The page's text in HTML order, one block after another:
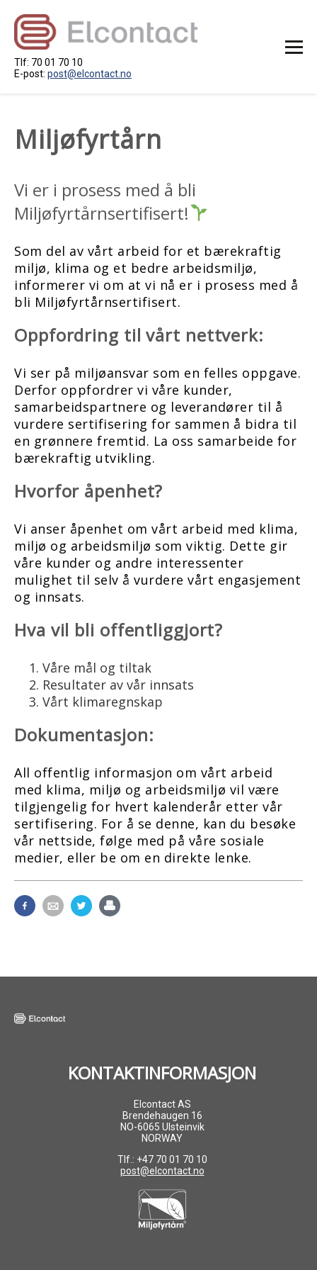
Tlf: 70 01 70 10
E-post: post@elcontact.no
OM OSS
PROSJEKT
KONTAKT OSS
LEDIG STILLING
LEVERANDØRAR
Miljøfyrtårn
Vi er i prosess med å bli
Miljøfyrtårnsertifisert!
Som del av vårt arbeid for et bærekraftig
miljø, klima og et bedre arbeidsmiljø,
informerer vi om at vi nå er i prosess med å
bli Miljøfyrtårnsertifisert.
Oppfordring til vårt nettverk:
Vi ser på miljøansvar som en felles oppgave.
Derfor oppfordrer vi våre kunder,
samarbeidspartnere og leverandører til å
vurdere sertifisering for sammen å bidra til
en grønnere fremtid. La oss samarbeide for
bærekraftig utvikling.
Hvorfor åpenhet?
Vi anser åpenhet om vårt arbeid med klima,
miljø og arbeidsmiljø som viktig. Dette gir
våre kunder og andre interessenter
mulighet til selv å vurdere vårt engasjement
og innsats.
Hva vil bli offentliggjort?
Våre mål og tiltak
Resultater av vår innsats
Vårt klimaregnskap
Dokumentasjon:
All offentlig informasjon om vårt arbeid
med klima, miljø og arbeidsmiljø vil være
tilgjengelig for hvert kalenderår etter vår
sertifisering. For å se denne, kan du besøke
vår nettside, følge med på våre sosiale
medier, eller be om en direkte lenke.
KONTAKTINFORMASJON
Elcontact AS
Brendehaugen 16
NO-6065 Ulsteinvik
NORWAY
Tlf.: +47 70 01 70 10
post@elcontact.no